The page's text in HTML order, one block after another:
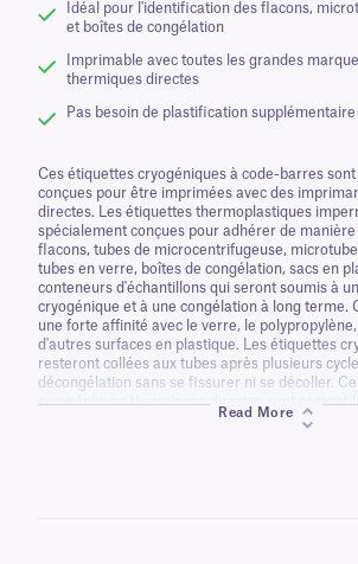
Idéal pour l'identification des flacons,
et boîtes de congélation
Imprimable avec toutes les grandes
thermiques directes
Pas besoin de plastification supplémentaire
Ces étiquettes cryogéniques à code-barres
conçues pour être imprimées avec des
directes. Les étiquettes thermoplastiques
spécialement conçues pour adhérer de
flacons, tubes de microcentrifugeuse,
tubes en verre, boîtes de congélation, sacs en
conteneurs d'échantillons qui seront soumis à
cryogénique et à une congélation à long terme.
une forte affinité avec le verre, le
d'autres surfaces en plastique. Les étiquettes
resteront collées aux tubes après plusieurs
décongélation sans se fissurer ni se décoller.
cryogéniques thermiques directes sont
des systèmes de stockage cryogéniques sans
Read More